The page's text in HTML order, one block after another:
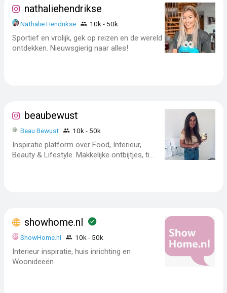
nathaliehendrikse
Nathalie Hendrikse 10k - 50k
Sportief en vrolijk, gek op reizen en de wereld
ontdekken. Nieuwsgierig naar alles!
beaubewust
Beau Bewust 10k - 50k
Inspiratie platform over Food, Interieur,
Beauty & Lifestyle. Makkelijke ontbijtjes, ti...
showhome.nl
ShowHome.nl 10k - 50k
Interieur inspiratie, huis inrichting en
Woonideeën